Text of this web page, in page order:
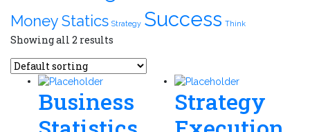
MoneyStatics Strategy Success Think
Showing all 2 results
Business
Strategy